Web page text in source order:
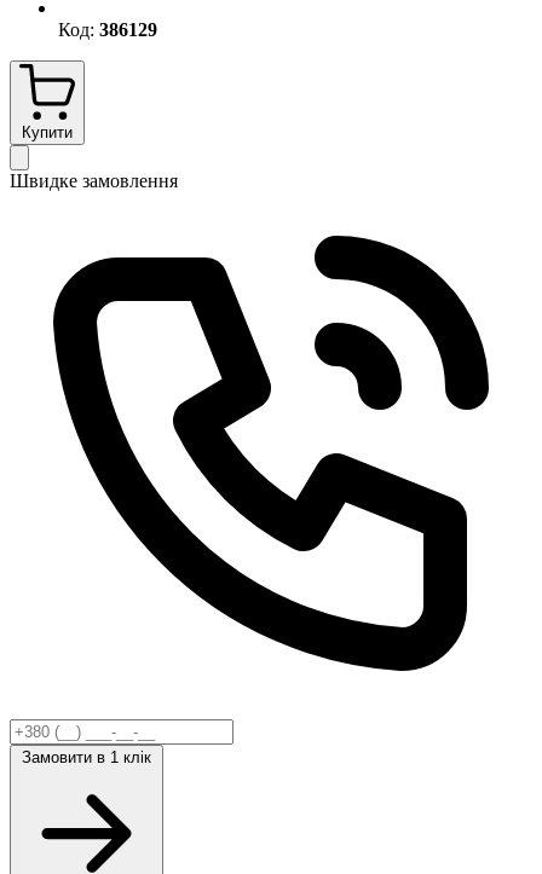
Код: 386129
Купити
Швидке замовлення
Замовити в 1 клік